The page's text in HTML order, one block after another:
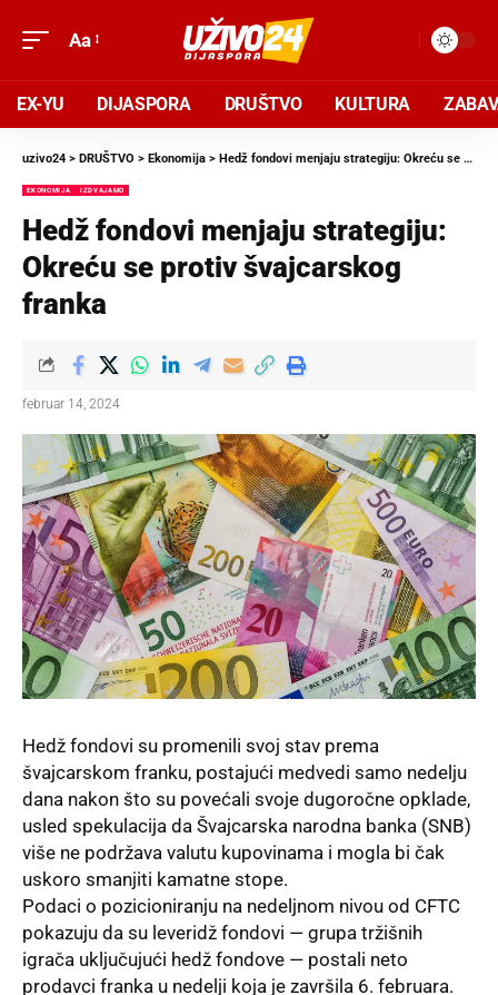
Aa
EX-YU DIJASPORA DRUŠTVO KULTURA
uzivo24 > DRUŠTVO > Ekonomija > Hedž fondovi menjaju strategiju: Okreću se protiv švajcarskog franka
EKONOMIJA IZDVAJAMO
Hedž fondovi menjaju strategiju:
Okreću se protiv švajcarskog
franka
februar 14, 2024
Hedž fondovi su promenili svoj stav prema
švajcarskom franku, postajući medvedi samo nedelju
dana nakon što su povećali svoje dugoročne opklade,
usled spekulacija da Švajcarska narodna banka (SNB)
više ne podržava valutu kupovinama i mogla bi čak
uskoro smanjiti kamatne stope.
Podaci o pozicioniranju na nedeljnom nivou od CFTC
pokazuju da su leveridž fondovi — grupa tržišnih
igrača uključujući hedž fondove — postali neto
prodavci franka u nedelji koja je završila 6. februara.